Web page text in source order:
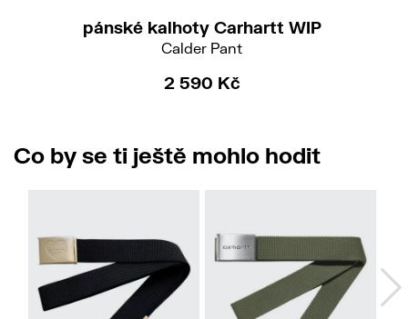
pánské kalhoty Carhartt WIP
Calder Pant
2 590 Kč
Co by se ti ještě mohlo hodit